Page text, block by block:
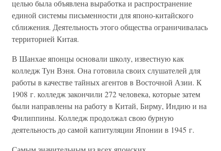
целью была объявлена выработка и распространение
единой системы письменности для японо-китайского
сближения. Деятельность этого общества ограничивалась
территорией Китая.
В Шанхае японцы основали школу, известную как
колледж Тун Вэня. Она готовила своих слушателей для
работы в качестве тайных агентов в Восточной Азии. К
1908 г. колледж закончили 272 человека, которые затем
были направлены на работу в Китай, Бирму, Индию и на
Филиппины. Колледж продолжал свою бурную
деятельность до самой капитуляции Японии в 1945 г.